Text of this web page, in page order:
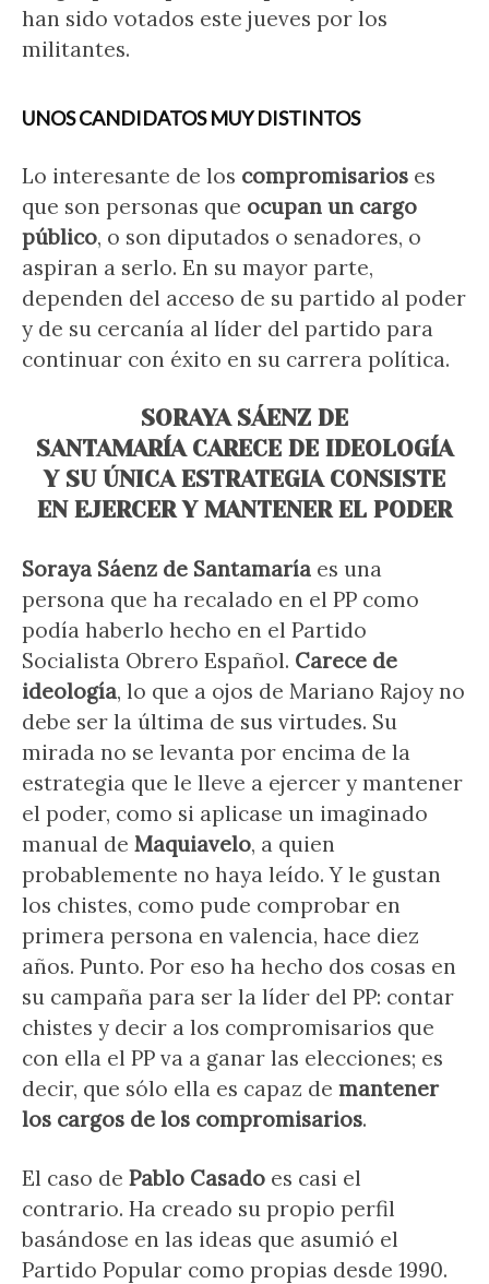
han sido votados este jueves por los
militantes.
UNOS CANDIDATOS MUY DISTINTOS
Lo interesante de los compromisarios es
que son personas que ocupan un cargo
público, o son diputados o senadores, o
aspiran a serlo. En su mayor parte,
dependen del acceso de su partido al poder
y de su cercanía al líder del partido para
continuar con éxito en su carrera política.
SORAYA SÁENZ DE
SANTAMARÍA CARECE DE IDEOLOGÍA
Y SU ÚNICA ESTRATEGIA CONSISTE
EN EJERCER Y MANTENER EL PODER
Soraya Sáenz de Santamaría es una
persona que ha recalado en el PP como
podía haberlo hecho en el Partido
Socialista Obrero Español. Carece de
ideología, lo que a ojos de Mariano Rajoy no
debe ser la última de sus virtudes. Su
mirada no se levanta por encima de la
estrategia que le lleve a ejercer y mantener
el poder, como si aplicase un imaginado
manual de Maquiavelo, a quien
probablemente no haya leído. Y le gustan
los chistes, como pude comprobar en
primera persona en valencia, hace diez
años. Punto. Por eso ha hecho dos cosas en
su campaña para ser la líder del PP: contar
chistes y decir a los compromisarios que
con ella el PP va a ganar las elecciones; es
decir, que sólo ella es capaz de mantener
los cargos de los compromisarios.
El caso de Pablo Casado es casi el
contrario. Ha creado su propio perfil
basándose en las ideas que asumió el
Partido Popular como propias desde 1990.